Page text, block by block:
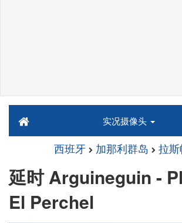
实况摄像头
西班牙 加那利群岛 拉
延时 Arguineguin -
El Perchel